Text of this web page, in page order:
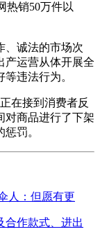
热销50万件以
诚法的市场次
产运营从体开展全
违法行为。
在接到消费者反
对商品进行了下架
罚。
人：但愿有更
合作款式、进出